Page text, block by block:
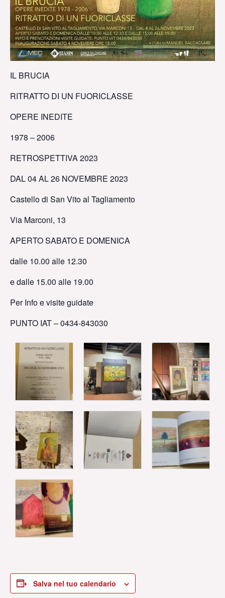
IL BRUCIA
RITRATTO DI UN FUORICLASSE
OPERE INEDITE
1978 – 2006
RETROSPETTIVA 2023
DAL 04 AL 26 NOVEMBRE 2023
Castello di San Vito al Tagliamento
Via Marconi, 13
APERTO SABATO E DOMENICA
dalle 10.00 alle 12.30
e dalle 15.00 alle 19.00
Per Info e visite guidate
PUNTO IAT – 0434-843030
Salva nel tuo calendario